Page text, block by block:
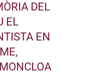
DEL
EL
EN